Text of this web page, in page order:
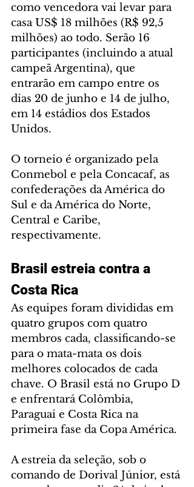
como vencedora vai levar para
casa US$ 18 milhões (R$ 92,5
milhões) ao todo. Serão 16
participantes (incluindo a atual
campeã Argentina), que
entrarão em campo entre os
dias 20 de junho e 14 de julho,
em 14 estádios dos Estados
Unidos.
O torneio é organizado pela
Conmebol e pela Concacaf, as
confederações da América do
Sul e da América do Norte,
Central e Caribe,
respectivamente.
Brasil estreia contra a
Costa Rica
As equipes foram divididas em
quatro grupos com quatro
membros cada, classificando-se
para o mata-mata os dois
melhores colocados de cada
chave. O Brasil está no Grupo D
e enfrentará Colômbia,
Paraguai e Costa Rica na
primeira fase da Copa América.
A estreia da seleção, sob o
comando de Dorival Júnior, está